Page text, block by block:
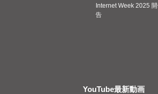
Internet Week 2025
告
YouTube最新動画